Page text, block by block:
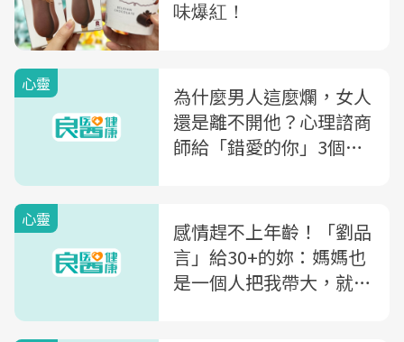
心靈
為什麼男人這麼爛，女人
還是離不開他？心理諮商
師給「錯愛的你」3個建
心靈
感情趕不上年齡！「劉品
言」給30+的妳：媽媽也
是一個人把我帶大，就算